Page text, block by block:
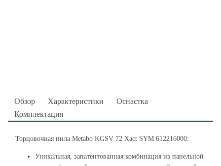
Обзор Характеристики
Оснастка
Комплектация
Торцовочная пила Metabo KGSV 72 Xact SYM 612216000:
Уникальная, запатентованная комбинация из панельной